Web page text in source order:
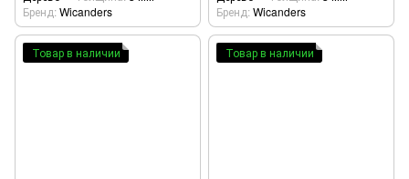
Бренд Wicanders
Бренд Wicanders
Товар в наличии Товар в наличии